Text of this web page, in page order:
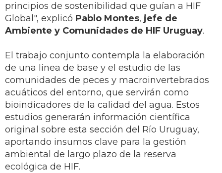
principios de sostenibilidad que guían a HIF
Global", explicó Pablo Montes, jefe de
Ambiente y Comunidades de HIF Uruguay.
El trabajo conjunto contempla la elaboración
de una línea de base y el estudio de las
comunidades de peces y macroinvertebrados
acuáticos del entorno, que servirán como
bioindicadores de la calidad del agua. Estos
estudios generarán información científica
original sobre esta sección del Río Uruguay,
aportando insumos clave para la gestión
ambiental de largo plazo de la reserva
ecológica de HIF.